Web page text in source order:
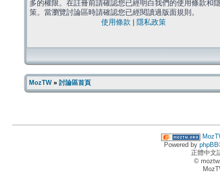
多的權限。在註冊前請確認您已經明白我們的使用條款和
策。當瀏覽討論區時請確認您已經閱讀過版面規則。
使用條款
隱私政策
MozTW» 討論區首頁
Powered by phpBB
正體中文
©